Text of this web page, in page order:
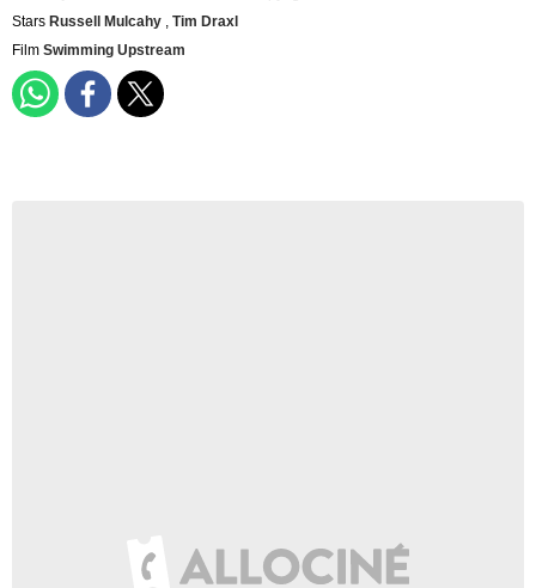
Stars Russell Mulcahy , Tim Draxl
Film Swimming Upstream